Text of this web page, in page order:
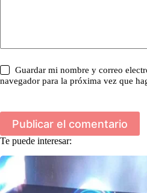
Guardar mi nombre y correo
navegador para la próxima vez que
Publicar el comentario
Te puede interesar: